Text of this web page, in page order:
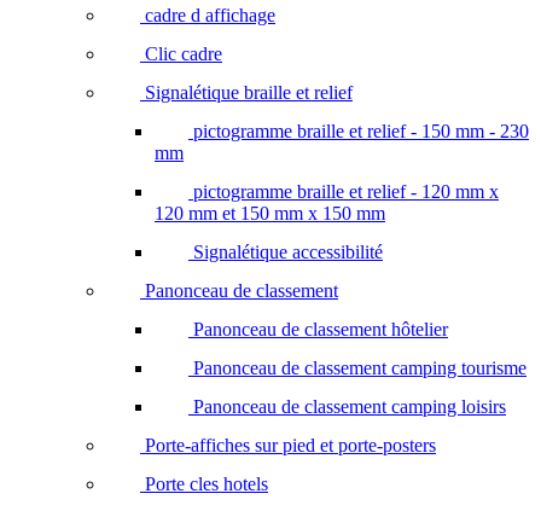
cadre d affichage
Clic cadre
Signalétique braille et relief
pictogramme braille et relief - 150 mm - 230
mm
pictogramme braille et relief - 120 mm x
120 mm et 150 mm x 150 mm
Signalétique accessibilité
Panonceau de classement
Panonceau de classement hôtelier
Panonceau de classement camping tourisme
Panonceau de classement camping loisirs
Porte-affiches sur pied et porte-posters
Porte cles hotels